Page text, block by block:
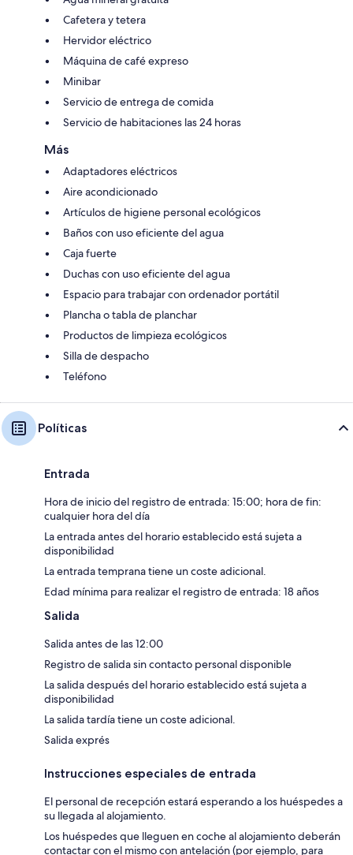
Cafetera y tetera
Hervidor eléctrico
Máquina de café expreso
Minibar
Servicio de entrega de comida
Servicio de habitaciones las 24 horas
Más
Adaptadores eléctricos
Aire acondicionado
Artículos de higiene personal ecológicos
Baños con uso eficiente del agua
Caja fuerte
Duchas con uso eficiente del agua
Espacio para trabajar con ordenador portátil
Plancha o tabla de planchar
Productos de limpieza ecológicos
Silla de despacho
Teléfono
Políticas
Entrada
Hora de inicio del registro de entrada: 15:00; hora de fin:
cualquier hora del día
La entrada antes del horario establecido está sujeta a
disponibilidad
La entrada temprana tiene un coste adicional.
Edad mínima para realizar el registro de entrada: 18 años
Salida
Salida antes de las 12:00
Registro de salida sin contacto personal disponible
La salida después del horario establecido está sujeta a
disponibilidad
La salida tardía tiene un coste adicional.
Salida exprés
Instrucciones especiales de entrada
El personal de recepción estará esperando a los huéspedes a
su llegada al alojamiento.
Los huéspedes que lleguen en coche al alojamiento deberán
contactar con el mismo con antelación (por ejemplo, para